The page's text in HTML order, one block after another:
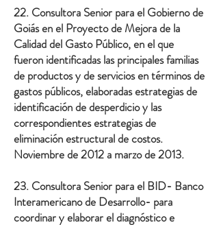
22. Consultora Senior para el Gobierno de
Goiás en el Proyecto de Mejora de la
Calidad del Gasto Público, en el que
fueron identificadas las principales familias
de productos y de servicios en términos de
gastos públicos, elaboradas estrategias de
identificación de desperdicio y las
correspondientes estrategias de
eliminación estructural de costos.
Noviembre de 2012 a marzo de 2013.
23. Consultora Senior para el BID- Banco
Interamericano de Desarrollo- para
coordinar y elaborar el diagnóstico e